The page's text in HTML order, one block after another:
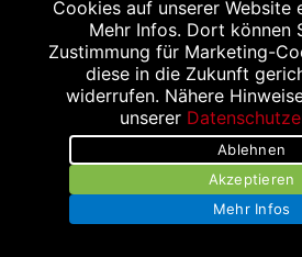
Bildnachweis
Abgabe in haushaltsüblichen Mengen, solange
und Satzfehler keine Haftung.
Zu Risiken und Nebenwirkungen lesen Sie die
Cookies auf unserer Website
Mehr Infos. Dort können
Zustimmung für Marketing-
diese in die Zukunft
widerrufen. Nähere
unserer
Ablehnen
Akzeptieren
Mehr Infos